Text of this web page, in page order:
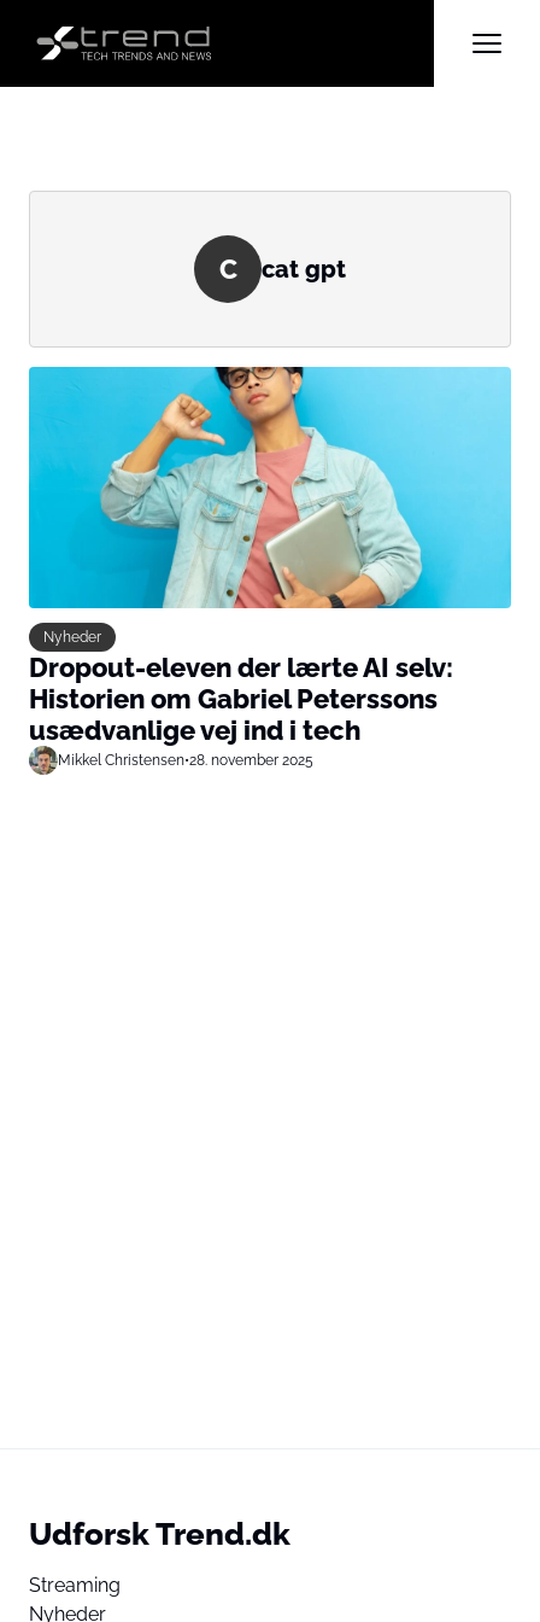
C cat gpt
Nyheder
Dropout-eleven der lærte AI selv:
Historien om Gabriel Peterssons
usædvanlige vej ind i tech
Mikkel Christensen•28. november 2025
Udforsk Trend.dk
Streaming
Nyheder